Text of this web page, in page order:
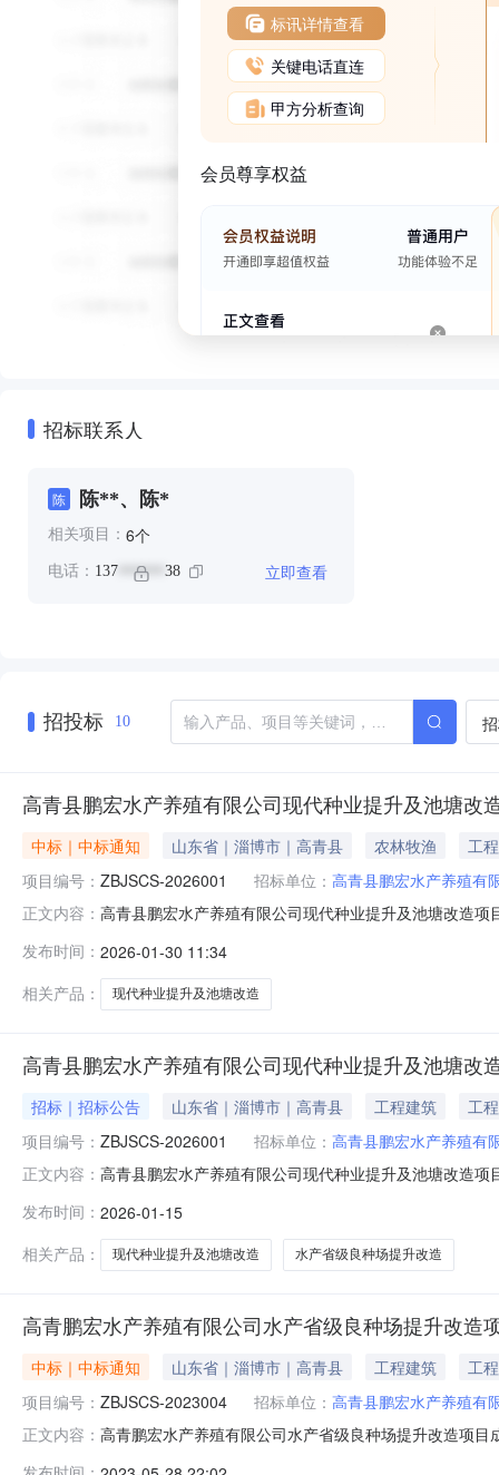
标讯详情查看
关键电话直连
甲方分析查询
会员尊享权益
招标联系人
陈 陈**、陈*
相关项目： 6个
电话： 137 ****** 38 立即查看
招投标 10
高青县鹏宏水产养殖有限公司现代种业提升及池塘改
中标｜中标通知 山东省｜淄博市｜高青县 农林牧渔
工程
项目编号： ZBJSCS-2026001 招标单位： 高青县鹏宏水产养殖有
正文内容： 高青县鹏宏水产养殖有限公司现代种业提升及池塘改造
塘改造项目项目编号（采购计划编号）：ZBJSCS-
发布时间： 2026-01-30 11:34
相关产品：
现代种业提升及池塘改造
高青县鹏宏水产养殖有限公司现代种业提升及池塘改
招标｜招标公告 山东省｜淄博市｜高青县 工程建筑
工程
项目编号： ZBJSCS-2026001 招标单位： 高青县鹏宏水产养殖有
正文内容： 高青县鹏宏水产养殖有限公司现代种业提升及池塘改造
司现代种业提升及池塘改造项目项目编号：ZBJSCS-
提升改造项目1、具有
发布时间： 2026-01-15
相关产品：
现代种业提升及池塘改造 水产省级良种场提升改造
高青鹏宏水产养殖有限公司水产省级良种场提升改造
中标｜中标通知 山东省｜淄博市｜高青县 工程建筑
工程
项目编号： ZBJSCS-2023004 招标单位： 高青县鹏宏水产养殖有
正文内容： 高青鹏宏水产养殖有限公司水产省级良种场提升改造项